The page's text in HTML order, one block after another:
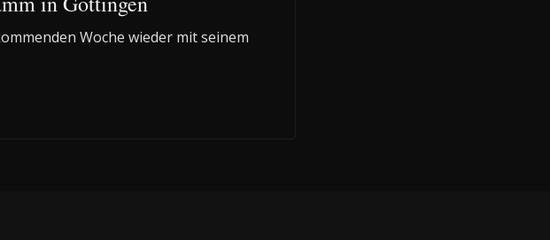
Woche wieder mit seinem